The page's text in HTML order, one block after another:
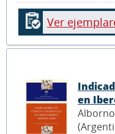
Ver
en